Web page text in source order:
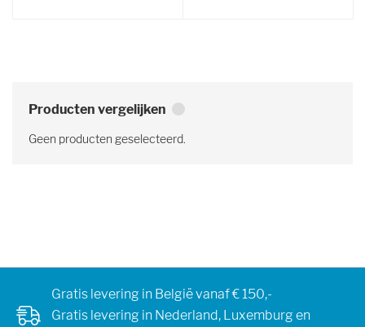
Producten vergelijken
Geen producten geselecteerd.
Gratis levering in België vanaf € 150,-
Gratis levering in Nederland, Luxemburg en